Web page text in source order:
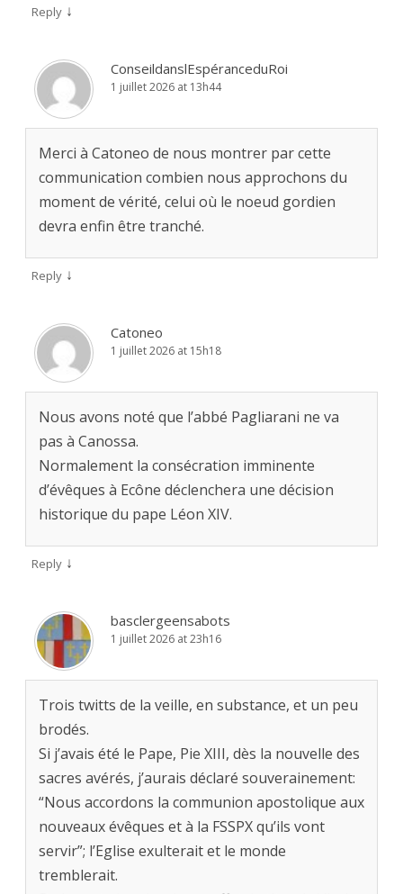
Reply ↓
ConseildanslEspéranceduRoi
1 juillet 2026 at 13h44
Merci à Catoneo de nous montrer par cette
communication combien nous approchons du
moment de vérité, celui où le noeud gordien
devra enfin être tranché.
Reply ↓
Catoneo
1 juillet 2026 at 15h18
Nous avons noté que l’abbé Pagliarani ne va
pas à Canossa.
Normalement la consécration imminente
d’évêques à Ecône déclenchera une décision
historique du pape Léon XIV.
Reply ↓
basclergeensabots
1 juillet 2026 at 23h16
Trois twitts de la veille, en substance, et un peu
brodés.
Si j’avais été le Pape, Pie XIII, dès la nouvelle des
sacres avérés, j’aurais déclaré souverainement:
“Nous accordons la communion apostolique aux
nouveaux évêques et à la FSSPX qu’ils vont
servir”; l’Eglise exulterait et le monde
tremblerait.